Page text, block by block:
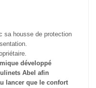
sa housse de protection
développé
Abel afin
lancer que le confort